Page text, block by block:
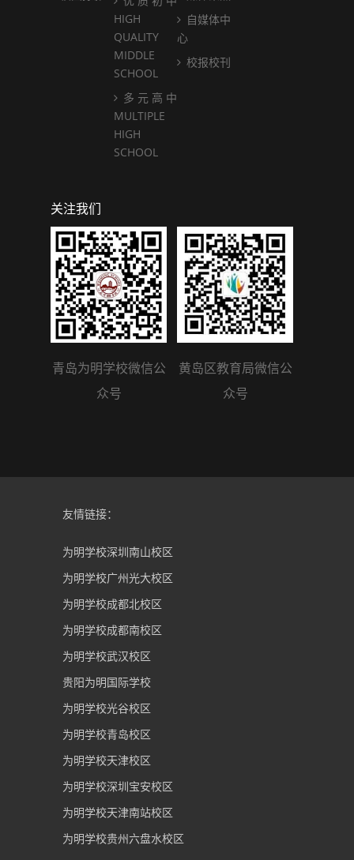
HIGH
QUALITY
MIDDLE
SCHOOL
多 元 高 中
MULTIPLE
HIGH
SCHOOL
自媒体中
心
校报校刊
关注我们
青岛为明学校微信公
众号
黄岛区教育局微信公
众号
友情链接：
为明学校深圳南山校区
为明学校广州光大校区
为明学校成都北校区
为明学校成都南校区
为明学校武汉校区
贵阳为明国际学校
为明学校光谷校区
为明学校青岛校区
为明学校天津校区
为明学校深圳宝安校区
为明学校天津南站校区
为明学校贵州六盘水校区